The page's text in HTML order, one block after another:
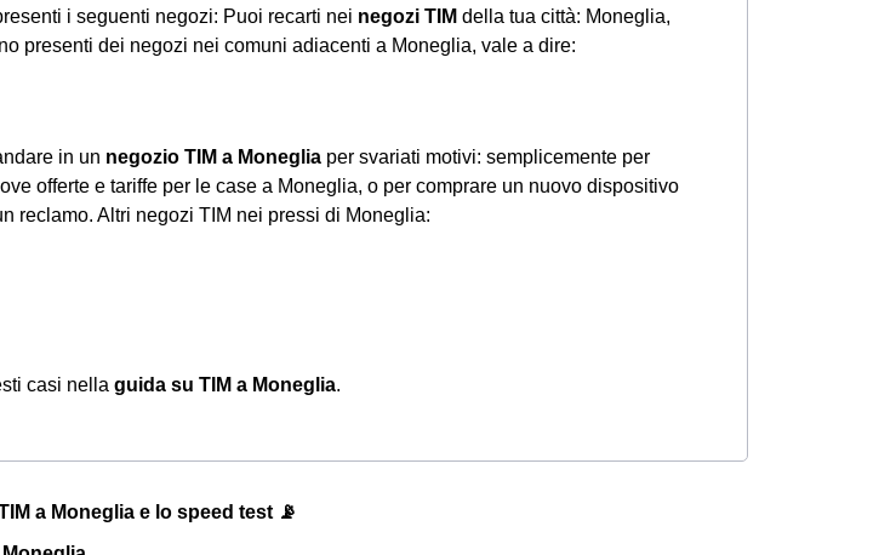
i seguenti negozi: Puoi recarti nei negozi TIM della tua città: Moneglia,
presenti dei negozi nei comuni adiacenti a Moneglia, vale a dire:
in un negozio TIM a Moneglia per svariati motivi: semplicemente per
offerte e tariffe per le case a Moneglia, o per comprare un nuovo dispositivo
reclamo. Altri negozi TIM nei pressi di Moneglia:
casi nella guida su TIM a Moneglia.
a Moneglia e lo speed test 📡